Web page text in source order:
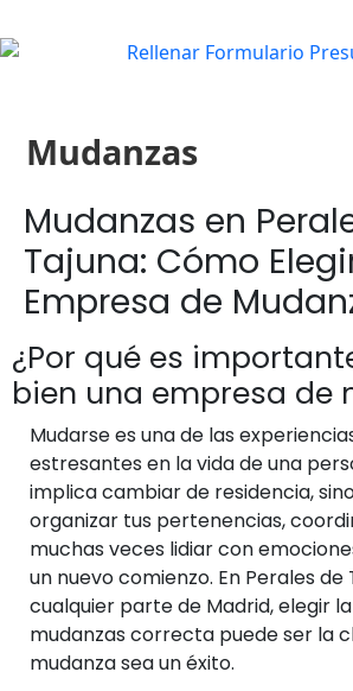
Mudanzas
Mudanzas en
Tajuna: Cómo
Empresa de
¿Por qué es
bien una empresa de
Mudarse es una de las
estresantes en la vida de una
implica cambiar de residencia,
organizar tus pertenencias,
muchas veces lidiar con
un nuevo comienzo. En Perales de
cualquier parte de Madrid, elegir
mudanzas correcta puede ser la
mudanza sea un éxito.